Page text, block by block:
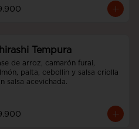
Tempura
de arroz, camarón furai,
palta, cebollín y salsa criolla
salsa acevichada.